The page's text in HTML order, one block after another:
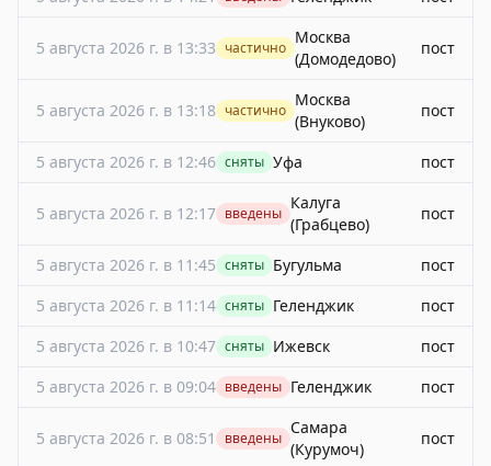
5 августа 2026 г. в 13:33 частично
Москва
(Домодедово)
пост
5 августа 2026 г. в 13:18 частично
Москва
(Внуково)
пост
5 августа 2026 г. в 12:46 сняты Уфа пост
5 августа 2026 г. в 12:17 введены
Калуга
(Грабцево)
пост
5 августа 2026 г. в 11:45 сняты Бугульма
пост
5 августа 2026 г. в 11:14 сняты Геленджик
пост
5 августа 2026 г. в 10:47 сняты Ижевск
пост
5 августа 2026 г. в 09:04 введены Геленджик пост
5 августа 2026 г. в 08:51 введены
Самара
(Курумоч)
пост